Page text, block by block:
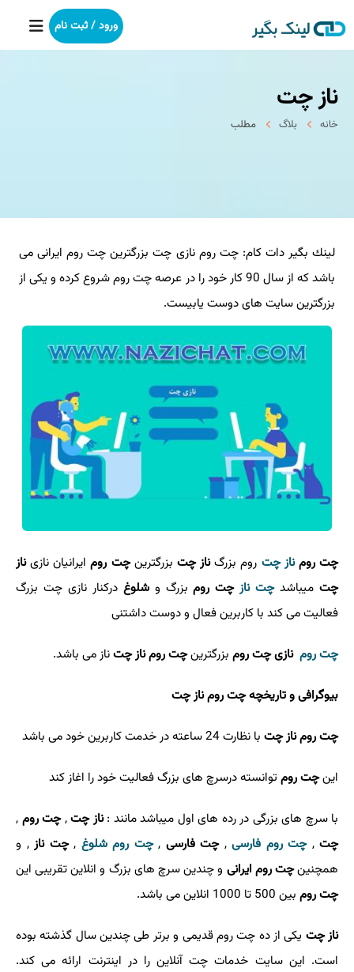
خانه
بکلینک
خدمات ما
درباره ما
آموزش
ورود / ثبت نام
ناز چت
خانه بلاگ مطلب
لینك بگیر دات كام: چت روم نازی چت بزرگترین چت روم ایرانی می
باشد كه از سال 90 كار خود را در عرصه چت روم شروع كرده و یكی از
بزرگترین سایت های دوست یابیست.
چت روم ناز چت روم بزرگناز چت بزرگترینچت رومایرانیان نازیناز
چتمیباشدچت ناز چت رومبزرگ وشلوغ درکنار نازی چت بزرگ
فعالیت می کند با کاربرین فعال و دوست داشتنی
چت روم نازی چت روم بزرگترینچت رومناز چتناز می باشد.
بیوگرافی و تاریخچه چت روم ناز چت
چت روم ناز چت با نظارت 24 ساعته در خدمت کاربرین خود می باشد
اینچت روم توانسته درسرچ های بزرگ فعالیت خود را اغاز کند
با سرچ های بزرگی در رده های اول میباشد مانند :ناز چت,چت روم ,
چت ,چت روم فارسی ,چت فارسی ,چت روم شلوغ ,چت ناز , و
همچنینچت روم ایرانی وچندین سرچ های بزرگ و انلاین تقریبی این
چت روم بین 500 تا 1000 انلاین می باشد.
ناز چت یکی از ده چت روم قدیمی و برتر طی چندین سال گذشته بوده
است. این سایت خدمات چت آنلاین را در اینترنت ارائه می کند.